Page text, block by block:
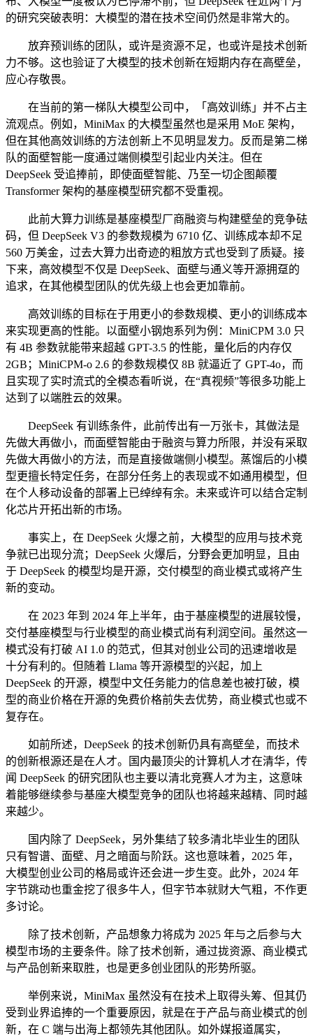
的研究突破表明：大模型的潜在技术空间仍然是非常大的。
放弃预训练的团队，或许是资源不足，也或许是技术创新
力不够。这也验证了大模型的技术创新在短期内存在高壁垒，
应心存敬畏。
在当前的第一梯队大模型公司中，「高效训练」并不占主
流观点。例如，MiniMax 的大模型虽然也是采用 MoE 架构，
但在其他高效训练的方法创新上不见明显发力。反而是第二梯
队的面壁智能一度通过端侧模型引起业内关注。但在
DeepSeek 受追捧前，即使面壁智能、乃至一切企图颠覆
Transformer 架构的基座模型研究都不受重视。
此前大算力训练是基座模型厂商融资与构建壁垒的竞争砝
码，但 DeepSeek V3 的参数规模为 6710 亿、训练成本却不足
560 万美金，过去大算力出奇迹的粗放方式也受到了质疑。接
下来，高效模型不仅是 DeepSeek、面壁与通义等开源拥趸的
追求，在其他模型团队的优先级上也会更加靠前。
高效训练的目标在于用更小的参数规模、更小的训练成本
来实现更高的性能。以面壁小钢炮系列为例：MiniCPM 3.0 只
有 4B 参数就能带来超越 GPT-3.5 的性能，量化后的内存仅
2GB；MiniCPM-o 2.6 的参数规模仅 8B 就逼近了 GPT-4o，而
且实现了实时流式的全模态看听说，在“真视频”等很多功能上
达到了以端胜云的效果。
DeepSeek 有训练条件，此前传出有一万张卡，其做法是
先做大再做小，而面壁智能由于融资与算力所限，并没有采取
先做大再做小的方法，而是直接做端侧小模型。蒸馏后的小模
型更擅长特定任务，在部分任务上的表现或不如通用模型，但
在个人移动设备的部署上已绰绰有余。未来或许可以结合定制
化芯片开拓出新的市场。
事实上，在 DeepSeek 火爆之前，大模型的应用与技术竞
争就已出现分流；DeepSeek 火爆后，分野会更加明显，且由
于 DeepSeek 的模型均是开源，交付模型的商业模式或将产生
新的变动。
在 2023 年到 2024 年上半年，由于基座模型的进展较慢，
交付基座模型与行业模型的商业模式尚有利润空间。虽然这一
模式没有打破 AI 1.0 的范式，但其对创业公司的迅速增收是
十分有利的。但随着 Llama 等开源模型的兴起，加上
DeepSeek 的开源，模型中文任务能力的信息差也被打破，模
型的商业价格在开源的免费价格前失去优势，商业模式也或不
复存在。
如前所述，DeepSeek 的技术创新仍具有高壁垒，而技术
的创新根源还是在人才。国内最顶尖的计算机人才在清华，传
闻 DeepSeek 的研究团队也主要以清北竞赛人才为主，这意味
着能够继续参与基座大模型竞争的团队也将越来越精、同时越
来越少。
国内除了 DeepSeek，另外集结了较多清北毕业生的团队
只有智谱、面壁、月之暗面与阶跃。这也意味着，2025 年，
大模型创业公司的格局或许还会进一步生变。此外，2024 年
字节跳动也重金挖了很多牛人，但字节本就财大气粗，不作更
多讨论。
除了技术创新，产品想象力将成为 2025 年与之后参与大
模型市场的主要条件。除了技术创新，通过拢资源、商业模式
与产品创新来取胜，也是更多创业团队的形势所驱。
举例来说，MiniMax 虽然没有在技术上取得头筹、但其仍
受到业界追捧的一个重要原因，就是在于产品与商业模式的创
新，在 C 端与出海上都领先其他团队。如外媒报道属实，